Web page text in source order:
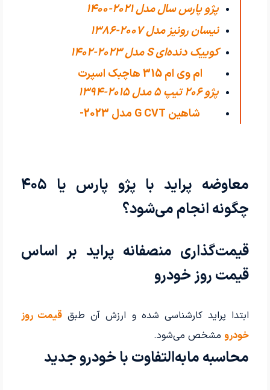
پژو پارس سال مدل 2021-1400
نیسان رونیز مدل 2007-1386
کوییک دنده‌ای S مدل 2023-1402
ام وی ام 315 هاچبک اسپرت
اکسلنت مدل
پژو 206 تیپ ۵ مدل 2015-1394
شاهین G CVT مدل 2023-
معاوضه پراید با پژو پارس یا ۴۰۵
چگونه انجام می‌شود؟
قیمت‌گذاری منصفانه پراید بر اساس
قیمت روز خودرو
ابتدا پراید کارشناسی شده و ارزش آن طبققیمت روز
خودرومشخص می‌شود.
محاسبه مابه‌التفاوت با خودرو جدید